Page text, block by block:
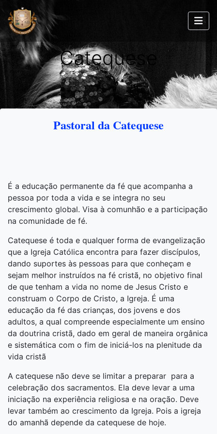
Catequese
Pastoral da Catequese
É a educação permanente da fé que acompanha a
pessoa por toda a vida e se integra no seu
crescimento global. Visa à comunhão e a participação
na comunidade de fé.
Catequese é toda e qualquer forma de evangelização
que a Igreja Católica encontra para fazer discípulos,
dando suportes às pessoas para que conheçam e
sejam melhor instruídos na fé cristã, no objetivo final
de que tenham a vida no nome de Jesus Cristo e
construam o Corpo de Cristo, a Igreja. É uma
educação da fé das crianças, dos jovens e dos
adultos, a qual compreende especialmente um ensino
da doutrina cristã, dado em geral de maneira orgânica
e sistemática com o fim de iniciá-los na plenitude da
vida cristã
A catequese não deve se limitar a preparar para a
celebração dos sacramentos. Ela deve levar a uma
iniciação na experiência religiosa e na oração. Deve
levar também ao crescimento da Igreja. Pois a igreja
do amanhã depende da catequese de hoje.